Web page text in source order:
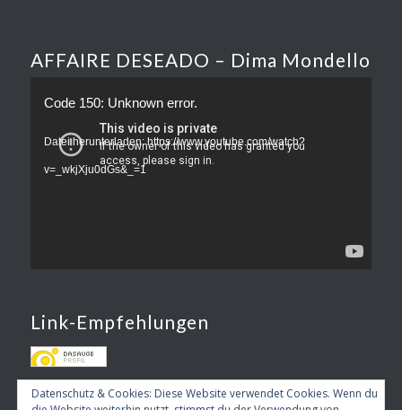
AFFAIRE DESEADO – Dima Mondello
Code 150: Unknown error.
Datei herunterladen: https://www.youtube.com/watch?
v=_wkjXju0dGs&_=1
Link-Empfehlungen
Datenschutz & Cookies: Diese Website verwendet Cookies. Wenn du